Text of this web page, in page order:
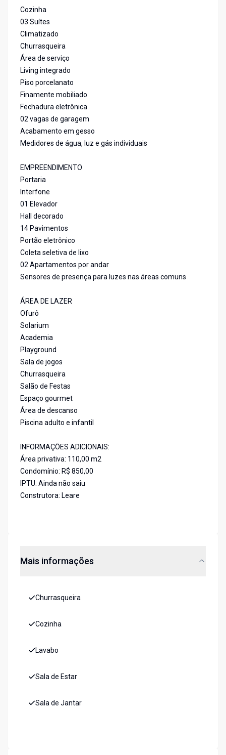
Cozinha
03 Suítes
Climatizado
Churrasqueira
Área de serviço
Living integrado
Piso porcelanato
Finamente mobiliado
Fechadura eletrônica
02 vagas de garagem
Acabamento em gesso
Medidores de água, luz e gás individuais
EMPREENDIMENTO
Portaria
Interfone
01 Elevador
Hall decorado
14 Pavimentos
Portão eletrônico
Coleta seletiva de lixo
02 Apartamentos por andar
Sensores de presença para luzes nas áreas comuns
ÁREA DE LAZER
Ofurô
Solarium
Academia
Playground
Sala de jogos
Churrasqueira
Salão de Festas
Espaço gourmet
Área de descanso
Piscina adulto e infantil
INFORMAÇÕES ADICIONAIS:
Área privativa: 110,00 m2
Condomínio: R$ 850,00
IPTU: Ainda não saiu
Construtora: Leare
Mais informações
Churrasqueira
Cozinha
Lavabo
Sala de Estar
Sala de Jantar